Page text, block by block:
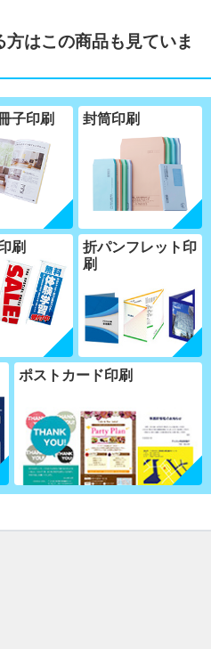
はこの商品も見ていま
子印刷 封筒印刷
刷
折パンフレット印
刷
ポストカード印刷